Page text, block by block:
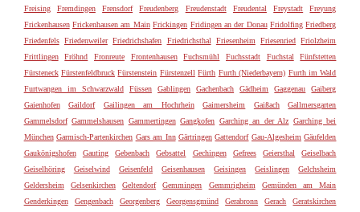
Freising
Fremdingen Frensdorf Freudenberg Freudenstadt Freudental Freystadt
Freyung
Frickenhausen Frickenhausen am Main Frickingen Fridingen an der Donau Fridolfing Friedberg
Friedenfels Friedenweiler Friedrichshafen Friedrichsthal Friesenheim Friesenried Friolzheim
Frittlingen
Fröhnd Fronreute Frontenhausen Fuchsmühl Fuchsstadt Fuchstal
Fünfstetten
Fürsteneck Fürstenfeldbruck Fürstenstein Fürstenzell Fürth Furth (Niederbayern) Furth im Wald
Furtwangen im Schwarzwald
Füssen Gablingen Gachenbach Gädheim Gaggenau
Gaiberg
Gaienhofen
Gaildorf Gailingen am Hochrhein Gaimersheim Gaißach
Gallmersgarten
Gammelsdorf Gammelshausen Gammertingen Gangkofen Garching an der Alz Garching bei
München Garmisch-Partenkirchen Gars am Inn Gärtringen Gattendorf Gau-Algesheim Gäufelden
Gaukönigshofen
Gauting Gebenbach Gebsattel Gechingen Gefrees Geiersthal
Geiselbach
Geiselhöring
Geiselwind Geisenfeld Geisenhausen Geisingen Geislingen
Gelchsheim
Geldersheim
Gelsenkirchen Geltendorf Gemmingen Gemmrigheim
Gemünden am Main
Genderkingen
Gengenbach Georgenberg Georgensgmünd Gerabronn Gerach
Geratskirchen